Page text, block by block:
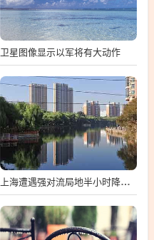
卫星图像显示以军将有大动作
上海遭遇强对流局地半小时降温13℃